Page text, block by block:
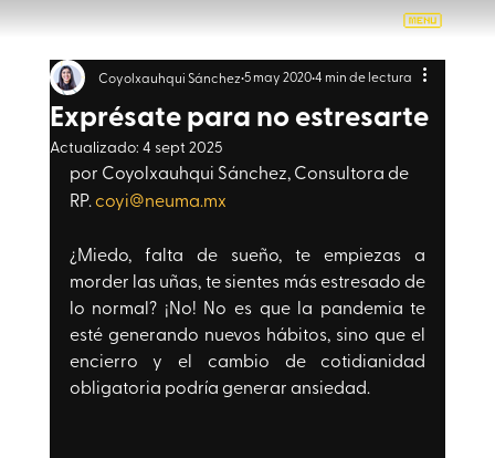
Exprésate para no estresarte
Coyolxauhqui Sánchez 5 may 20204 min de lectura
Actualizado: 4 sept 2025
por Coyolxauhqui Sánchez, Consultora de
RP. coyi@neuma.mx
¿Miedo, falta de sueño, te empiezas a
morder las uñas, te sientes más estresado de
lo normal? ¡No! No es que la pandemia te
esté generando nuevos hábitos, sino que el
encierro y el cambio de cotidianidad
obligatoria podría generar ansiedad.